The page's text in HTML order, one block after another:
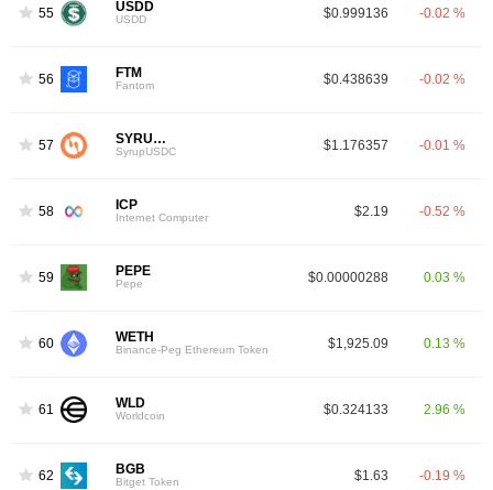
55 USDD
USDD $0.999136 -0.02 %
56 FTM
Fantom $0.438639 -0.02 %
57 SYRUPUSDC
SyrupUSDC $1.176357 -0.01 %
58 ICP
Internet Computer $2.19 -0.52 %
59 PEPE
Pepe $0.00000288 0.03 %
60 WETH
Binance-Peg Ethereum Token $1,925.09 0.13 %
61 WLD
Worldcoin $0.324133 2.96 %
62 BGB
Bitget Token $1.63 -0.19 %